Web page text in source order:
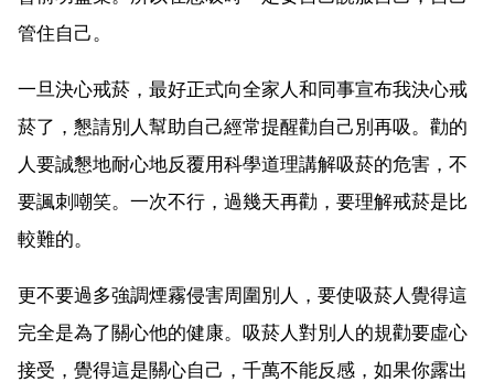
管住自己。
一旦決心戒菸，最好正式向全家人和同事宣布我決心戒
菸了，懇請別人幫助自己經常提醒勸自己別再吸。勸的
人要誠懇地耐心地反覆用科學道理講解吸菸的危害，不
要諷刺嘲笑。一次不行，過幾天再勸，要理解戒菸是比
較難的。
更不要過多強調煙霧侵害周圍別人，要使吸菸人覺得這
完全是為了關心他的健康。吸菸人對別人的規勸要虛心
接受，覺得這是關心自己，千萬不能反感，如果你露出